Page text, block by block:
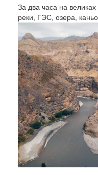
За два часа на
реки, ГЭС, озера,